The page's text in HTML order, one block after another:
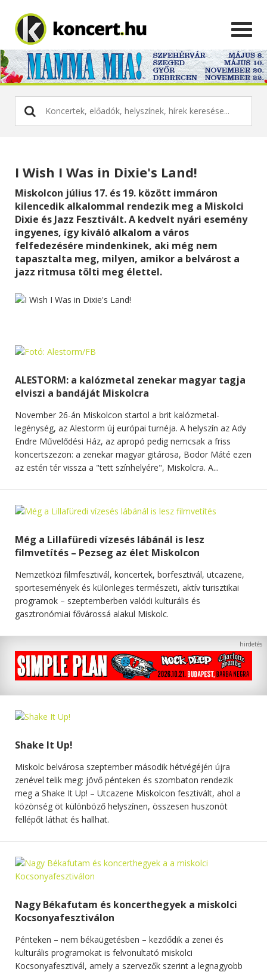
I Wish I Was in Dixie's Land!
Miskolcon július 17. és 19. között immáron
kilencedik alkalommal rendezik meg a Miskolci
Dixie és Jazz Fesztivált. A kedvelt nyári esemény
ingyenes, így kiváló alkalom a város
felfedezésére mindenkinek, aki még nem
tapasztalta meg, milyen, amikor a belvárost a
jazz ritmusa tölti meg élettel.
ALESTORM: a kalózmetal zenekar magyar tagja
elviszi a bandáját Miskolcra
November 26-án Miskolcon startol a brit kalózmetal-
legénység, az Alestorm új európai turnéja. A helyszín az Ady
Endre Művelődési Ház, az apropó pedig nemcsak a friss
koncertszezon: a zenekar magyar gitárosa, Bodor Máté ezen
az estén tér vissza a "tett színhelyére", Miskolcra. A...
Még a Lillafüredi vízesés lábánál is lesz
filmvetítés – Pezseg az élet Miskolcon
Nemzetközi filmfesztivál, koncertek, borfesztivál, utcazene,
sportesemények és különleges természeti, aktív turisztikai
programok – szeptemberben valódi kulturális és
gasztronómiai fővárossá alakul Miskolc.
Shake It Up!
Miskolc belvárosa szeptember második hétvégéjén újra
zenével telik meg: jövő pénteken és szombaton rendezik
meg a Shake It Up! – Utcazene Miskolcon fesztivált, ahol a
közönség öt különböző helyszínen, összesen huszonöt
fellépőt láthat és hallhat.
Nagy Békafutam és koncerthegyek a miskolci
Kocsonyafesztiválon
Pénteken – nem békaügetésben – kezdődik a zenei és
kulturális programokat is felvonultató miskolci
Kocsonyafesztivál, amely a szervezők szerint a legnagyobb